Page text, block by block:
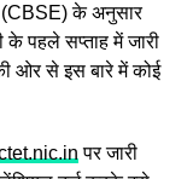
(CBSE) के अनुसार
के पहले सप्ताह में जारी
ओर से इस बारे में कोई
पर जारी